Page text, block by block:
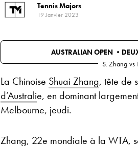
Tennis Majors
19 Janvier 2023
AUSTRALIAN OPEN •
S. Zhang vs
La Chinoise Shuai Zhang, tête de
d’Australie, en dominant
Melbourne, jeudi.
Zhang, 22e mondiale à la WTA,